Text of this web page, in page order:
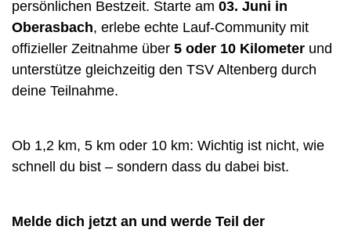
persönlichen Bestzeit. Starte am 03. Juni in
Oberasbach, erlebe echte Lauf-Community mit
offizieller Zeitnahme über 5 oder 10 Kilometer und
unterstütze gleichzeitig den TSV Altenberg durch
deine Teilnahme.
Ob 1,2 km, 5 km oder 10 km: Wichtig ist nicht, wie
schnell du bist – sondern dass du dabei bist.
Melde dich jetzt an und werde Teil der